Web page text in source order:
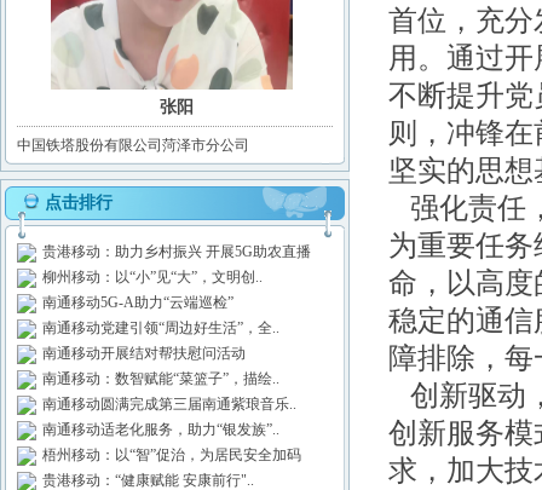
张阳
中国铁塔股份有限公司菏泽市分公司
点击排行
贵港移动：助力乡村振兴 开展5G助农直播
柳州移动：以“小”见“大”，文明创..
南通移动5G-A助力“云端巡检”
南通移动党建引领“周边好生活”，全..
南通移动开展结对帮扶慰问活动
南通移动：数智赋能“菜篮子”，描绘..
南通移动圆满完成第三届南通紫琅音乐..
南通移动适老化服务，助力“银发族”..
梧州移动：以“智”促治，为居民安全加码
贵港移动：“健康赋能 安康前行"..
首位，充
用。通过
不断提升
则，冲锋
坚实的思想
强化责任
为重要任
命，以高
稳定的通
障排除，
创新驱动
创新服务
求，加大